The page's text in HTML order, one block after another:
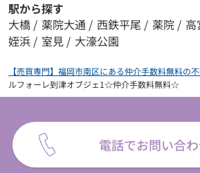
駅から探す
大橋 / 薬院大通 / 西鉄平尾 / 薬院 / 高
姪浜 / 室見 / 大濠公園
【売買専門】福岡市南区にある仲介手数料無料の
ルフォーレ到津オブジェ1☆仲介手数料無料☆
電話でお問い合